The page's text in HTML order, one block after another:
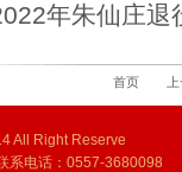
年朱仙庄退
首页
All Right Reserve
系电话：0557-3680098